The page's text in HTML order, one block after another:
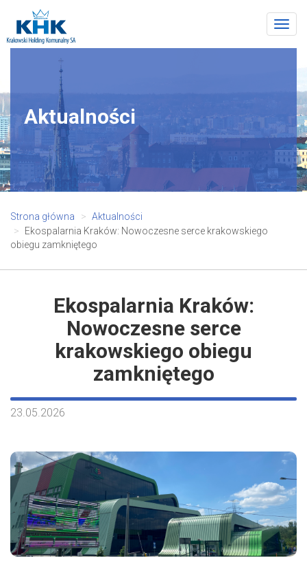
Aktualności
Strona główna
Aktualności
Ekospalarnia Kraków: Nowoczesne serce krakowskiego
obiegu zamkniętego
Ekospalarnia Kraków:
Nowoczesne serce
krakowskiego obiegu
zamkniętego
23.05.2026